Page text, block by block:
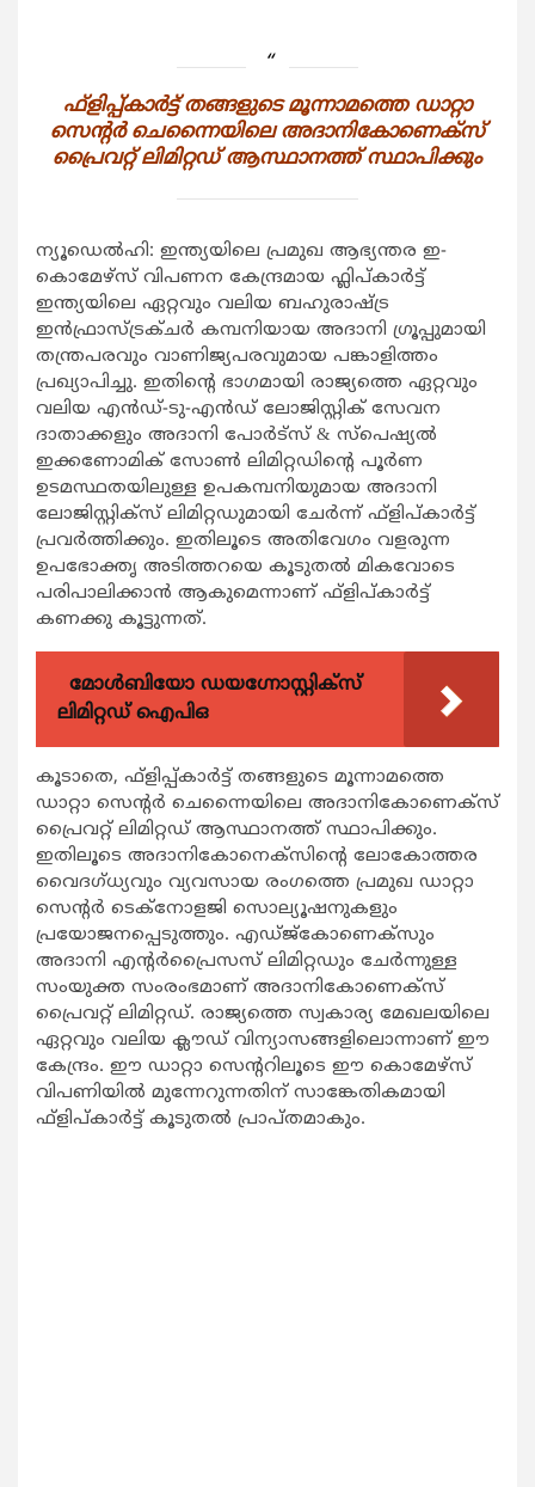
ഫ്ളിപ്പ്കാര്‍ട്ട് തങ്ങളുടെ മൂന്നാമത്തെ ഡാറ്റാ
സെന്‍റര്‍ ചെന്നൈയിലെ അദാനികോണെക്സ്
പ്രൈവറ്റ് ലിമിറ്റഡ് ആസ്ഥാനത്ത് സ്ഥാപിക്കും
ന്യൂഡെല്‍ഹി: ഇന്ത്യയിലെ പ്രമുഖ ആഭ്യന്തര ഇ-
കൊമേഴ്സ് വിപണന കേന്ദ്രമായ ഫ്ലിപ്കാര്‍ട്ട്
ഇന്ത്യയിലെ ഏറ്റവും വലിയ ബഹുരാഷ്ട്ര
ഇന്‍ഫ്രാസ്ട്രക്ചര്‍ കമ്പനിയായ അദാനി ഗ്രൂപ്പുമായി
തന്ത്രപരവും വാണിജ്യപരവുമായ പങ്കാളിത്തം
പ്രഖ്യാപിച്ചു. ഇതിന്‍റെ ഭാഗമായി രാജ്യത്തെ ഏറ്റവും
വലിയ എന്‍ഡ്-ടു-എന്‍ഡ് ലോജിസ്റ്റിക് സേവന
ദാതാക്കളും അദാനി പോര്‍ട്സ് & സ്പെഷ്യല്‍
ഇക്കണോമിക് സോണ്‍ ലിമിറ്റഡിന്‍റെ പൂര്‍ണ
ഉടമസ്ഥതയിലുള്ള ഉപകമ്പനിയുമായ അദാനി
ലോജിസ്റ്റിക്സ് ലിമിറ്റഡുമായി ചേര്‍ന്ന് ഫ്ളിപ്കാര്‍ട്ട്
പ്രവര്‍ത്തിക്കും. ഇതിലൂടെ അതിവേഗം വളരുന്ന
ഉപഭോക്തൃ അടിത്തറയെ കൂടുതല്‍ മികവോടെ
പരിപാലിക്കാന്‍ ആകുമെന്നാണ് ഫ്ളിപ്കാര്‍ട്ട്
കണക്കു കൂട്ടുന്നത്.
മോൾബിയോ ഡയഗ്നോസ്റ്റിക്സ്
ലിമിറ്റഡ് ഐപിഒ
കൂടാതെ, ഫ്ളിപ്പ്കാര്‍ട്ട് തങ്ങളുടെ മൂന്നാമത്തെ
ഡാറ്റാ സെന്‍റര്‍ ചെന്നൈയിലെ അദാനികോണെക്സ്
പ്രൈവറ്റ് ലിമിറ്റഡ് ആസ്ഥാനത്ത് സ്ഥാപിക്കും.
ഇതിലൂടെ അദാനികോനെക്സിന്‍റെ ലോകോത്തര
വൈദഗ്ധ്യവും വ്യവസായ രംഗത്തെ പ്രമുഖ ഡാറ്റാ
സെന്‍റര്‍ ടെക്നോളജി സൊല്യൂഷനുകളും
പ്രയോജനപ്പെടുത്തും. എഡ്ജ്കോണെക്സും
അദാനി എന്‍റര്‍പ്രൈസസ് ലിമിറ്റഡും ചേര്‍ന്നുള്ള
സംയുക്ത സംരംഭമാണ് അദാനികോണെക്സ്
പ്രൈവറ്റ് ലിമിറ്റഡ്. രാജ്യത്തെ സ്വകാര്യ മേഖലയിലെ
ഏറ്റവും വലിയ ക്ലൗഡ് വിന്യാസങ്ങളിലൊന്നാണ് ഈ
കേന്ദ്രം. ഈ ഡാറ്റാ സെന്‍ററിലൂടെ ഈ കൊമേഴ്സ്
വിപണിയില്‍ മുന്നേറുന്നതിന് സാങ്കേതികമായി
ഫ്ളിപ്കാര്‍ട്ട് കൂടുതല്‍ പ്രാപ്തമാകും.